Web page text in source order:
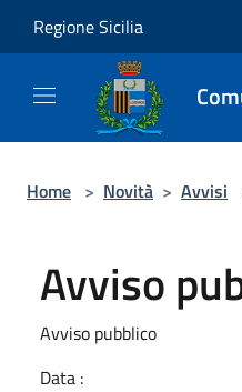
Regione Sicilia
Home > Novità > Avvisi
Avviso
Avviso pubblico
Data :